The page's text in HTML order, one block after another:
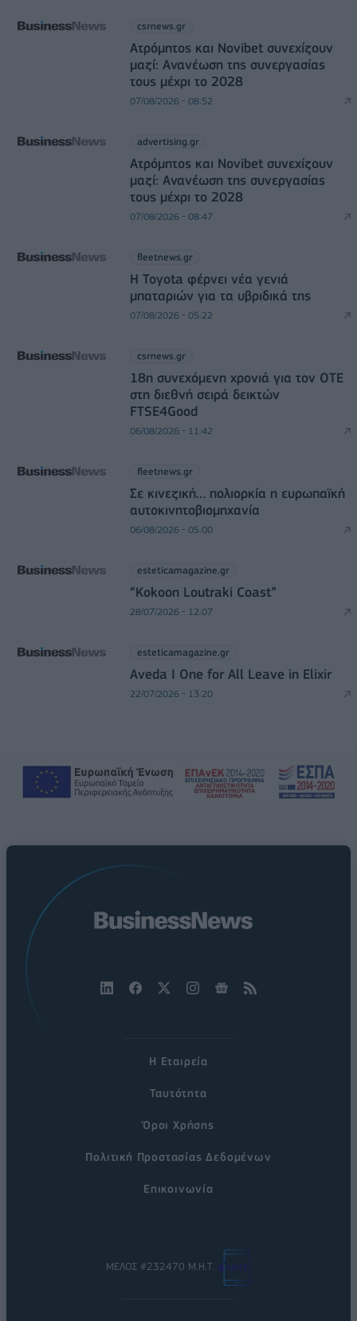
csrnews.gr
Ατρόμητος και Novibet συνεχίζουν
μαζί: Ανανέωση της συνεργασίας
τους μέχρι το 2028
07/08/2026 - 08:52
advertising.gr
Ατρόμητος και Novibet συνεχίζουν
μαζί: Ανανέωση της συνεργασίας
τους μέχρι το 2028
07/08/2026 - 08:47
fleetnews.gr
Η Toyota φέρνει νέα γενιά
μπαταριών για τα υβριδικά της
07/08/2026 - 05:22
csrnews.gr
18η συνεχόμενη χρονιά για τον ΟΤΕ
στη διεθνή σειρά δεικτών
FTSE4Good
06/08/2026 - 11:42
fleetnews.gr
Σε κινεζική… πολιορκία η ευρωπαϊκή
αυτοκινητοβιομηχανία
06/08/2026 - 05:00
esteticamagazine.gr
“Kokoon Loutraki Coast”
28/07/2026 - 12:07
esteticamagazine.gr
Aveda I One for All Leave in Elixir
22/07/2026 - 13:20
Η Εταιρεία
Ταυτότητα
Όροι Χρήσης
Πολιτική Προστασίας Δεδομένων
Επικοινωνία
ΜΕΛΟΣ #232470 Μ.Η.Τ.